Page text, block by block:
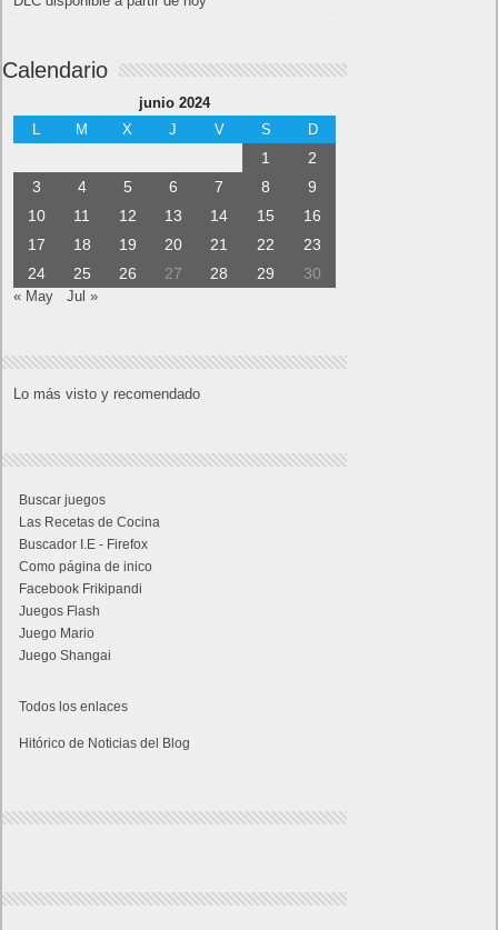
Calendario
junio 2024
L
M X J V S D
1
2
3
4 5 6 7 8
9
10
11 12 13 14 15
16
17
18 19 20 21 22
23
24
25 26 27 28 29 30
« May Jul »
Lo más visto y recomendado
Buscar juegos
Las Recetas de Cocina
Buscador I.E - Firefox
Como página de inico
Facebook Frikipandi
Juegos Flash
Juego Mario
Juego Shangai
Todos los enlaces
Hitórico de Noticias del Blog